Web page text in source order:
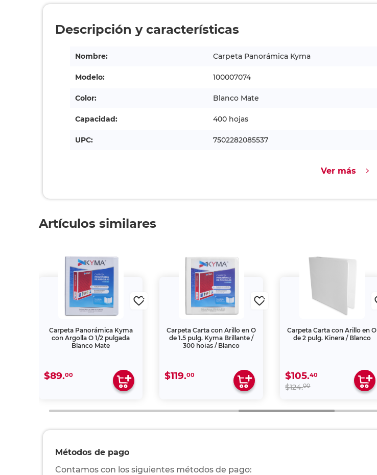
Descripción y características
Nombre: Carpeta Panorámica Kyma
Modelo: 100007074
Color: Blanco Mate
Capacidad: 400 hojas
UPC: 7502282085537
Ver más
Artículos similares
Carpeta Panorámica Kyma
con Argolla O 1/2 pulgada
Blanco Mate
$89.00
Carpeta Carta con Arillo en O
de 1.5 pulg. Kyma Brillante /
300 hojas / Blanco
$119.00
Carpeta Carta con Arillo en O
de 2 pulg. Kinera / Blanco
$105.40
$124.00
Métodos de pago
Contamos con los siguientes métodos de pago: